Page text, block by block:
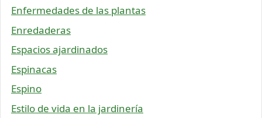
Enfermedades de las plantas
Enredaderas
Espacios ajardinados
Espinacas
Espino
Estilo de vida en la jardinería